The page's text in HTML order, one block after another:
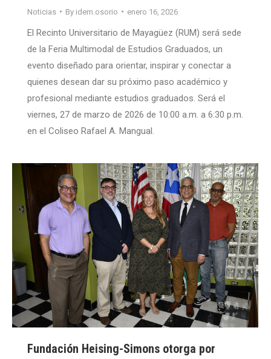
Noticias By idem.osorio enero 16, 2026
El Recinto Universitario de Mayagüez (RUM) será sede
de la Feria Multimodal de Estudios Graduados, un
evento diseñado para orientar, inspirar y conectar a
quienes desean dar su próximo paso académico y
profesional mediante estudios graduados. Será el
viernes, 27 de marzo de 2026 de 10:00 a.m. a 6:30 p.m.
en el Coliseo Rafael A. Mangual.
Fundación Heising-Simons otorga por